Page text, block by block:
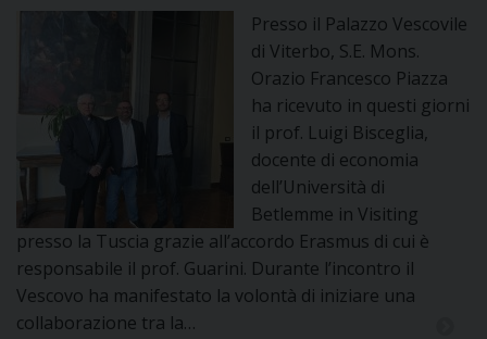
Presso il Palazzo Vescovile
di Viterbo, S.E. Mons.
Orazio Francesco Piazza
ha ricevuto in questi giorni
il prof. Luigi Bisceglia,
docente di economia
dell’Università di
Betlemme in Visiting
presso la Tuscia grazie all’accordo Erasmus di cui è
responsabile il prof. Guarini. Durante l’incontro il
Vescovo ha manifestato la volontà di iniziare una
collaborazione tra la…